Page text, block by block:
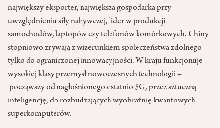
największy eksporter, największa gospodarka przy
uwzględnieniu siły nabywczej, lider w produkcji
samochodów, laptopów czy telefonów komórkowych. Chiny
stopniowo zrywają z wizerunkiem społeczeństwa zdolnego
tylko do ograniczonej innowacyjności. W kraju funkcjonuje
wysokiej klasy przemysł nowoczesnych technologii –
począwszy od nagłośnionego ostatnio 5G, przez sztuczną
inteligencję, do rozbudzających wyobraźnię kwantowych
superkomputerów.